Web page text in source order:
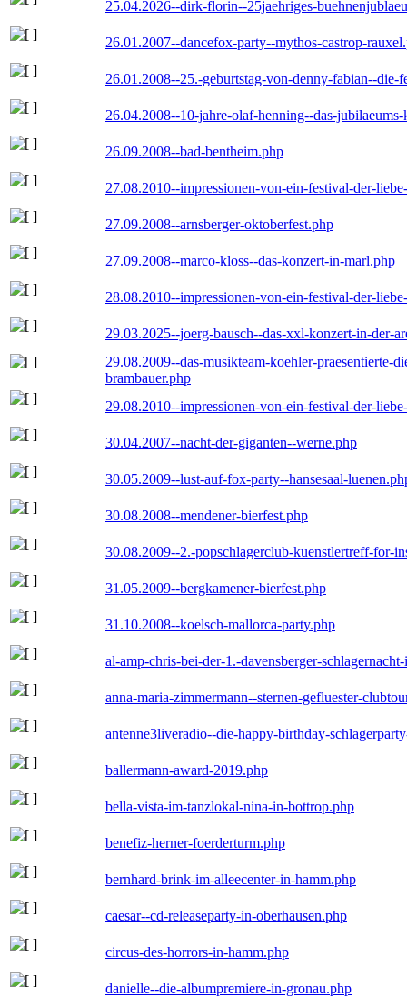
25.04.2026--dirk-florin--25jaehriges-
26.01.2007--dancefox-party--mythos-castrop-
26.01.2008--25.-geburtstag-von-denny-fabian--die-
26.04.2008--10-jahre-olaf-henning--das-
26.09.2008--bad-bentheim.php
27.08.2010--impressionen-von-ein-festival-der-
27.09.2008--arnsberger-oktoberfest.php
27.09.2008--marco-kloss--das-konzert-in-marl.php
28.08.2010--impressionen-von-ein-festival-der-
29.03.2025--joerg-bausch--das-xxl-konzert-in-der-
29.08.2009--das-musikteam-koehler-praesentierte-
brambauer.php
29.08.2010--impressionen-von-ein-festival-der-
30.04.2007--nacht-der-giganten--werne.php
30.05.2009--lust-auf-fox-party--hansesaal-
30.08.2008--mendener-bierfest.php
30.08.2009--2.-popschlagerclub-kuenstlertreff-for-
31.05.2009--bergkamener-bierfest.php
31.10.2008--koelsch-mallorca-party.php
al-amp-chris-bei-der-1.-davensberger-
anna-maria-zimmermann--sternen-gefluester-
antenne3liveradio--die-happy-birthday-
ballermann-award-2019.php
bella-vista-im-tanzlokal-nina-in-bottrop.php
benefiz-herner-foerderturm.php
bernhard-brink-im-alleecenter-in-hamm.php
caesar--cd-releaseparty-in-oberhausen.php
circus-des-horrors-in-hamm.php
danielle--die-albumpremiere-in-gronau.php